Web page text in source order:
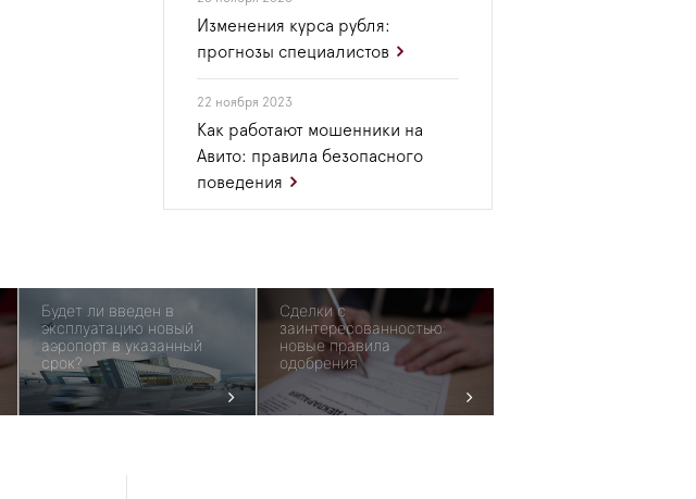
Изменения курса рубля:
прогнозы специалистов
22 ноября 2023
Как работают мошенники на
Авито: правила безопасного
поведения
Будет ли введен в
эксплуатацию новый
аэропорт в указанный
срок?
Сделки с
заинтересованностью:
новые правила
одобрения